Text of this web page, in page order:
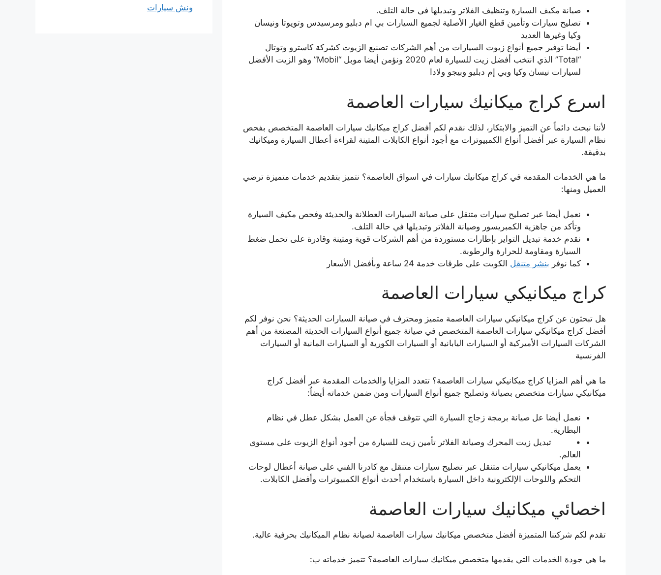
صيانة مكيف السيارة وتنظيف الفلاتر وتبديلها في حالة التلف.
تصليح سيارات وتأمين قطع الغيار الأصلية لجميع السيارات بي ام دبليو ومرسيدس وتويوتا ونيسان
وكيا وغيرها العديد
أيضا توفير جميع أنواع زيوت السيارات من أهم الشركات تصنيع الزيوت كشركة كاسترو وتوتال
“Total” الذي انتخب أفضل زيت للسيارة لعام 2020 ونؤمن أيضا موبل “Mobil” وهو الزيت الأفضل
لسيارات نيسان وكيا وبي إم دبليو وبيجو ولادا
اسرع كراج ميكانيك سيارات العاصمة
لأننا نبحث دائماً عن التميز والابتكار، لذلك نقدم لكم أفضل كراج ميكانيك سيارات العاصمة المتخصص بفحص
نظام السيارة عبر أفضل أنواع الكمبيوترات مع أجود أنواع الكابلات المتينة لقراءة أعطال السيارة وميكانيك
بدقيقة.
ما هي الخدمات المقدمة في كراج ميكانيك سيارات في اسواق العاصمة؟ نتميز بتقديم خدمات متميزة ترضي
العميل ومنها:
نعمل أيضا عبر تصليح سيارات متنقل على صيانة السيارات العطلانة والحديثة وفحص مكيف السيارة
وتأكد من جاهزية الكمبريسور وصيانة الفلاتر وتبديلها في حالة التلف.
نقدم خدمة تبديل التواير بإطارات مستوردة من أهم الشركات قوية ومتينة وقادرة على تحمل ضغط
السيارة ومقاومة للحرارة والرطوبة.
كما نوفر بنشر متنقل الكويت على طرقات خدمة 24 ساعة وبأفضل الأسعار
كراج ميكانيكي سيارات العاصمة
هل تبحثون عن كراج ميكانيكي سيارات العاصمة متميز ومحترف في صيانة السيارات الحديثة؟ نحن نوفر لكم
أفضل كراج ميكانيكي سيارات العاصمة المتخصص في صيانة جميع أنواع السيارات الحديثة المصنعة من أهم
الشركات السيارات الأميركية أو السيارات اليابانية أو السيارات الكورية أو السيارات المانية أو السيارات
الفرنسية
ما هي أهم المزايا كراج ميكانيكي سيارات العاصمة؟ تتعدد المزايا والخدمات المقدمة عبر أفضل كراج
ميكانيكي سيارات متخصص بصيانة وتصليح جميع أنواع السيارات ومن ضمن خدماته أيضاُ:
نعمل أيضا عل صيانة برمجة زجاج السيارة التي تتوقف فجأة عن العمل بشكل عطل في نظام
البطارية.
• تبديل زيت المحرك وصيانة الفلاتر تأمين زيت للسيارة من أجود أنواع الزيوت على مستوى
العالم.
يعمل ميكانيكي سيارات متنقل عبر تصليح سيارات متنقل مع كادرنا الفني على صيانة أعطال لوحات
التحكم واللوحات الإلكترونية داخل السيارة باستخدام أحدث أنواع الكمبيوترات وأفضل الكابلات.
اخصائي ميكانيك سيارات العاصمة
تقدم لكم شركتنا المتميزة أفضل متخصص ميكانيك سيارات العاصمة لصيانة نظام الميكانيك بحرفية عالية.
ما هي جودة الخدمات التي يقدمها متخصص ميكانيك سيارات العاصمة؟ تتميز خدماته ب:
ونش سيارات